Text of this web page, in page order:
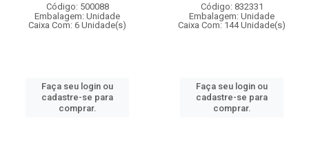
Código: 500088
Embalagem: Unidade
Caixa Com: 6 Unidade(s)
Faça seu login ou
cadastre-se para
comprar.
Código: 832331
Embalagem: Unidade
Caixa Com: 144 Unidade(s)
Faça seu login ou
cadastre-se para
comprar.